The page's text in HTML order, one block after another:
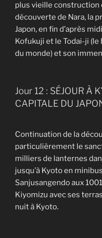
plus vieille construction
découverte de Nara, la
Japon, en fin d’après
Kofukuji et le Todai-ji
du monde) et son
Jour 12 : SÉJOUR À
CAPITALE DU
Continuation de la
particulièrement le
milliers de lanternes
jusqu’à Kyoto en
Sanjusangendo aux
Kiyomizu avec ses
nuit à Kyoto.